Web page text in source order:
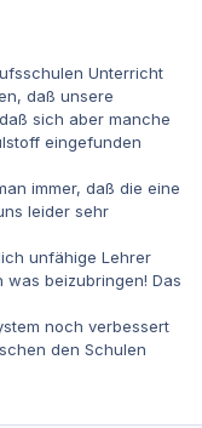
Unterricht
daß unsere
sich aber manche
eingefunden
immer, daß die eine
leider sehr
unfähige Lehrer
beizubringen! Das
noch verbessert
den Schulen